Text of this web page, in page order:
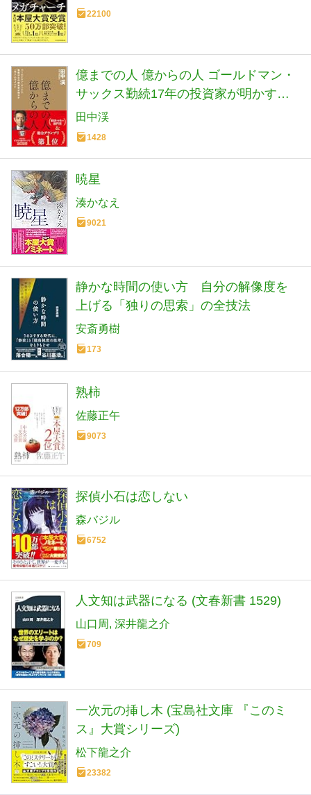
22100
億までの人 億からの人 ゴールドマン・
サックス勤続17年の投資家が明かす
「兆人」のマインド
田中渓
1428
暁星
湊かなえ
9021
静かな時間の使い方 自分の解像度を
上げる「独りの思索」の全技法
安斎勇樹
173
熟柿
佐藤正午
9073
探偵小石は恋しない
森バジル
6752
人文知は武器になる (文春新書 1529)
山口周 深井龍之介
709
一次元の挿し木 (宝島社文庫 『このミ
ス』大賞シリーズ)
松下龍之介
23382